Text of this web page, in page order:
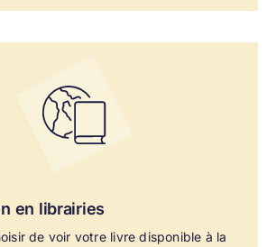
en librairies
de voir votre livre disponible à la